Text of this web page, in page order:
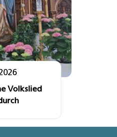
Volkslied